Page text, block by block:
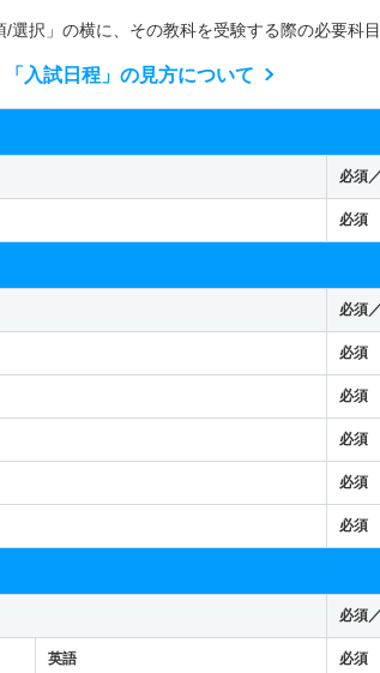
選択」の横に、その教科を受験する際の必要科目
「入試日程」の見方について
必須
必須
必須
必須
必須
必須
必須
必須
必須
英語 必須